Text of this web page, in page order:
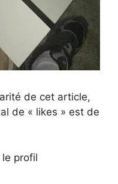
de cet article,
de « likes » est de
profil